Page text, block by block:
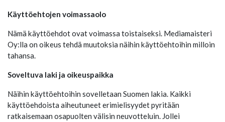
Käyttöehtojen voimassaolo
Nämä käyttöehdot ovat voimassa toistaiseksi. Mediamaisteri
Oy:lla on oikeus tehdä muutoksia näihin käyttöehtoihin milloin
tahansa.
Soveltuva laki ja oikeuspaikka
Näihin käyttöehtoihin sovelletaan Suomen lakia. Kaikki
käyttöehdoista aiheutuneet erimielisyydet pyritään
ratkaisemaan osapuolten välisin neuvotteluin. Jollei